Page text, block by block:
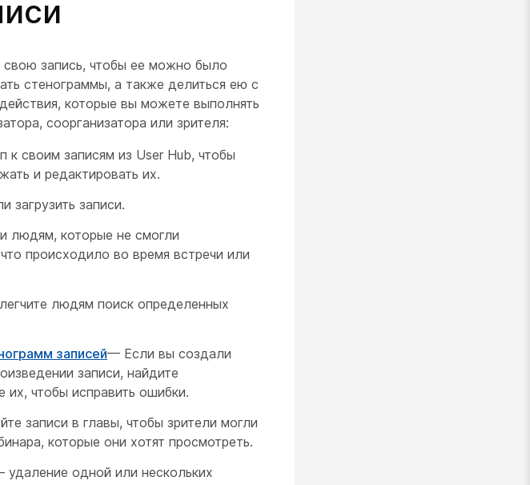
свою запись, чтобы ее можно было
стенограммы, а также делиться ею с
которые вы можете выполнять
соорганизатора или зрителя:
своим записям из User Hub, чтобы
и редактировать их.
загрузить записи.
людям, которые не смогли
происходило во время встречи или
людям поиск определенных
записей— Если вы создали
записи, найдите
их, чтобы исправить ошибки.
записи в главы, чтобы зрители могли
которые они хотят просмотреть.
удаление одной или нескольких